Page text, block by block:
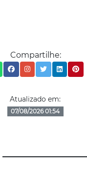
Compartilhe:
Atualizado em:
07/08/2026 01:54